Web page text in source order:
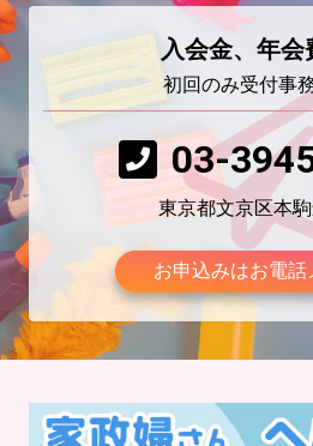
入会金、年会
初回のみ受付事
03-
東京都文京区本
お申込みはお電話